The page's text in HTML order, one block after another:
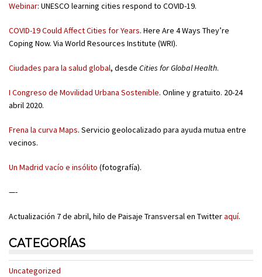
Webinar: UNESCO learning cities respond to COVID-19.
COVID-19 Could Affect Cities for Years. Here Are 4 Ways They’re
Coping Now. Via World Resources Institute (WRI).
Ciudades para la salud global, desde Cities for Global Health.
I Congreso de Movilidad Urbana Sostenible. Online y gratuito. 20-24
abril 2020.
Frena la curva Maps. Servicio geolocalizado para ayuda mutua entre
vecinos.
Un Madrid vacío e insólito (fotografía).
—-
Actualización 7 de abril, hilo de Paisaje Transversal en Twitteraquí.
CATEGORÍAS
Uncategorized